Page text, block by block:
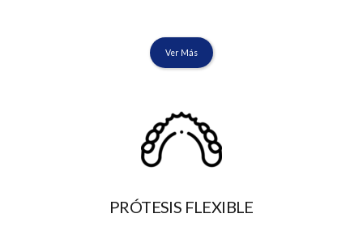
Ver Más
PRÓTESIS FLEXIBLE